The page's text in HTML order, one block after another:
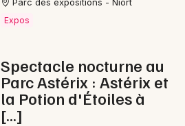
Je m'abonne
Expos
Spectacle nocturne au
Parc Astérix : Astérix et
la Potion d'Étoiles à
[…]